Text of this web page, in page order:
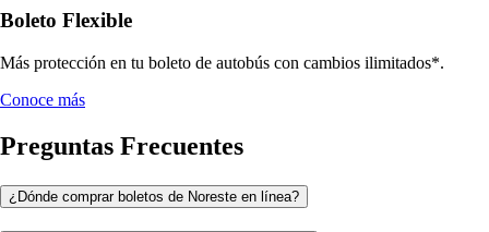
Boleto Flexible
Más protección en tu boleto de autobús con cambios ilimitados*.
Conoce más
Preguntas Frecuentes
¿Dónde comprar boletos de Noreste en línea?